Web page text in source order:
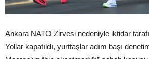
Ankara NATO Zirvesi nedeniyle iktidar
Yollar kapatıldı, yurttaşlar adım başı